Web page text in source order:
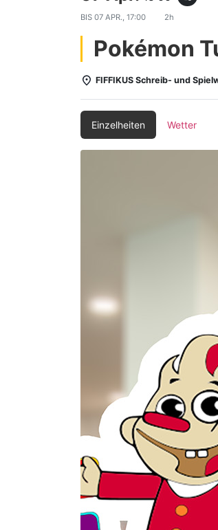
BIS 07 APR., 17:00 2h
Pokémon
FIFFIKUS Schreib- und
Einzelheiten Wetter